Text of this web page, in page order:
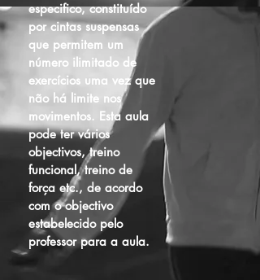
especifico, constituído
por cintas suspensas
que permitem um
número ilimitado de
exercícios uma vez que
não há limite nos
movimentos. Esta aula
pode ter vários
objectivos, treino
funcional, treino de
força etc., de acordo
com o objectivo
estabelecido pelo
professor para a aula.